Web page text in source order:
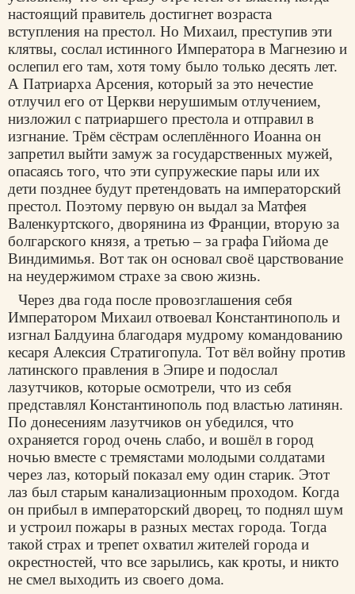
настоящий правитель достигнет возраста
вступления на престол. Но Михаил, преступив эти
клятвы, сослал истинного Императора в Магнезию и
ослепил его там, хотя тому было только десять лет.
А Патриарха Арсения, который за это нечестие
отлучил его от Церкви нерушимым отлучением,
низложил с патриаршего престола и отправил в
изгнание. Трём сёстрам ослеплённого Иоанна он
запретил выйти замуж за государственных мужей,
опасаясь того, что эти супружеские пары или их
дети позднее будут претендовать на императорский
престол. Поэтому первую он выдал за Матфея
Валенкуртского, дворянина из Франции, вторую за
болгарского князя, а третью – за графа Гийома де
Виндимимья. Вот так он основал своё царствование
на неудержимом страхе за свою жизнь.
Через два года после провозглашения себя
Императором Михаил отвоевал Константинополь и
изгнал Балдуина благодаря мудрому командованию
кесаря Алексия Стратигопула. Тот вёл войну против
латинского правления в Эпире и подослал
лазутчиков, которые осмотрели, что из себя
представлял Константинополь под властью латинян.
По донесениям лазутчиков он убедился, что
охраняется город очень слабо, и вошёл в город
ночью вместе с тремястами молодыми солдатами
через лаз, который показал ему один старик. Этот
лаз был старым канализационным проходом. Когда
он прибыл в императорский дворец, то поднял шум
и устроил пожары в разных местах города. Тогда
такой страх и трепет охватил жителей города и
окрестностей, что все зарылись, как кроты, и никто
не смел выходить из своего дома.